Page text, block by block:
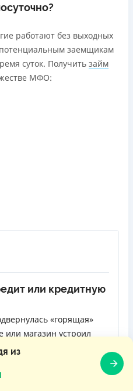
из
работают без выходных
заемщикам
суток. Получить займ
МФО:
или кредитную
«горящая»
или магазин устроил
к которым вы
у вас нет нужной
родственников не